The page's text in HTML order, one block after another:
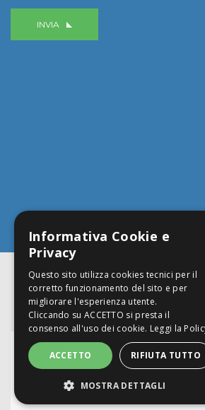
INVIA
HOME PROFILO SERVIZI TEAM
© STUDIO PROSE SRL
P.Iva 02066540341 REA: PR - 208145 Cap.
12.000
Informativa Cookie e
Privacy
Questo sito utilizza cookies tecnici per il
corretto funzionamento del sito e per
migliorare l'esperienza utente.
Cliccando su ACCETTO si presta il
consenso all'uso dei cookie. Leggi la
ACCETTO RIFIUTA TUTTO
MOSTRA DETTAGLI